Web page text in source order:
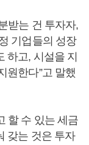
받는 건 투자자,
기업들의 성장
하고, 시설을 지
원한다”고 말했
할 수 있는 세금
갖는 것은 투자